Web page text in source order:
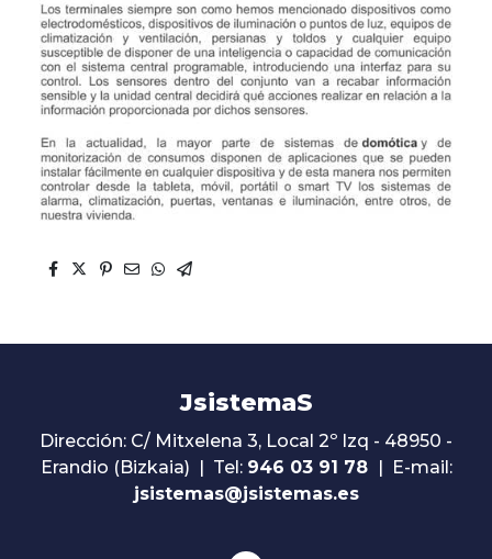
JsistemaS
Dirección: C/ Mitxelena 3, Local 2º Izq - 48950 -
Erandio (Bizkaia) | Tel: 946 03 91 78
| E-mail:
jsistemas@jsistemas.es